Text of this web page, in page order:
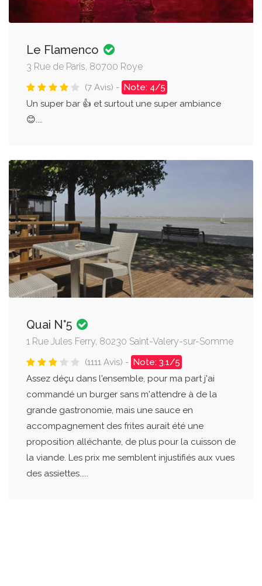
Le Flamenco
3 Rue de Paris, 80700 Roye
(7 Avis) - Note: 4/5
Un super bar 👍 et surtout une super ambiance
😊....
Quai N°5
1 Rue Jules Ferry, 80230 Saint-Valery-sur-Somme
(1111 Avis) - Note: 3.1/5
Assez déçu dans l'ensemble, pour ma part j'ai
commandé un burger sans m'attendre à de la
grande gastronomie, mais une sauce en
accompagnement des frites aurait été une
proposition alléchante, de plus pour la cuisson de
la viande. Les prix me semblent injustifiés aux vues
des assiettes.....